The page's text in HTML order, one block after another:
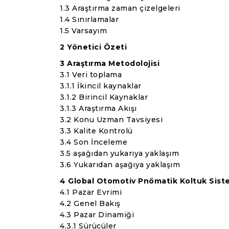
1.3 Araştırma zaman çizelgeleri
1.4 Sınırlamalar
1.5 Varsayım
2 Yönetici Özeti
3 Araştırma Metodolojisi
3.1 Veri toplama
3.1.1 İkincil kaynaklar
3.1.2 Birincil Kaynaklar
3.1.3 Araştırma Akışı
3.2 Konu Uzman Tavsiyesi
3.3 Kalite Kontrolü
3.4 Son İnceleme
3.5 aşağıdan yukarıya yaklaşım
3.6 Yukarıdan aşağıya yaklaşım
4 Global Otomotiv Pnömatik Koltuk
4.1 Pazar Evrimi
4.2 Genel Bakış
4.3 Pazar Dinamiği
4.3.1 Sürücüler